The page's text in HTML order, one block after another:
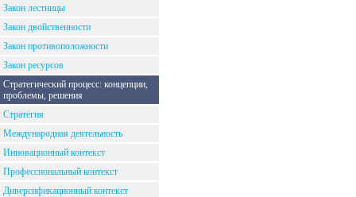
Закон лестницы
Закон двойственности
Закон противоположности
Закон ресурсов
Стратегический процесс: концепции,
проблемы, решения
Стратегия
Международная деятельность
Инновационный контекст
Профессиональный контекст
Диверсификационный контекст